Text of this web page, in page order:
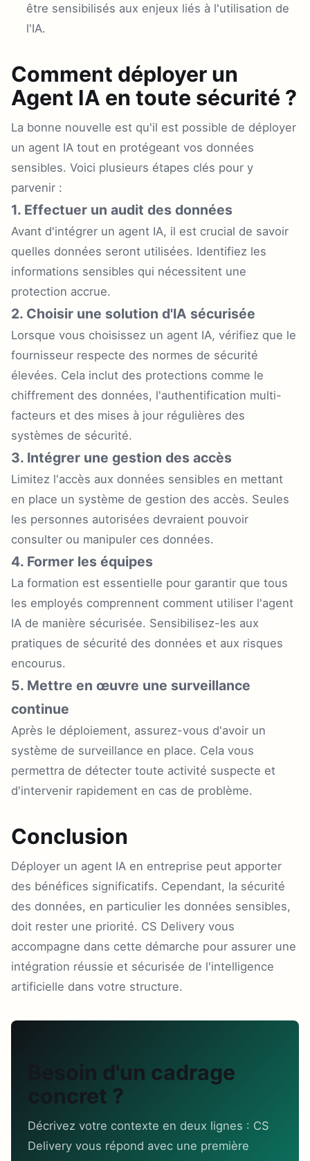
être sensibilisés aux enjeux liés à l'utilisation de
l'IA.
Comment déployer un
Agent IA en toute sécurité ?
La bonne nouvelle est qu'il est possible de déployer
un agent IA tout en protégeant vos données
sensibles. Voici plusieurs étapes clés pour y
parvenir :
1. Effectuer un audit des données
Avant d'intégrer un agent IA, il est crucial de savoir
quelles données seront utilisées. Identifiez les
informations sensibles qui nécessitent une
protection accrue.
2. Choisir une solution d'IA sécurisée
Lorsque vous choisissez un agent IA, vérifiez que le
fournisseur respecte des normes de sécurité
élevées. Cela inclut des protections comme le
chiffrement des données, l'authentification multi-
facteurs et des mises à jour régulières des
systèmes de sécurité.
3. Intégrer une gestion des accès
Limitez l'accès aux données sensibles en mettant
en place un système de gestion des accès. Seules
les personnes autorisées devraient pouvoir
consulter ou manipuler ces données.
4. Former les équipes
La formation est essentielle pour garantir que tous
les employés comprennent comment utiliser l'agent
IA de manière sécurisée. Sensibilisez-les aux
pratiques de sécurité des données et aux risques
encourus.
5. Mettre en œuvre une surveillance
continue
Après le déploiement, assurez-vous d'avoir un
système de surveillance en place. Cela vous
permettra de détecter toute activité suspecte et
d'intervenir rapidement en cas de problème.
Conclusion
Déployer un agent IA en entreprise peut apporter
des bénéfices significatifs. Cependant, la sécurité
des données, en particulier les données sensibles,
doit rester une priorité. CS Delivery vous
accompagne dans cette démarche pour assurer une
intégration réussie et sécurisée de l'intelligence
artificielle dans votre structure.
Besoin d'un cadrage
concret ?
Décrivez votre contexte en deux lignes : CS
Delivery vous répond avec une première